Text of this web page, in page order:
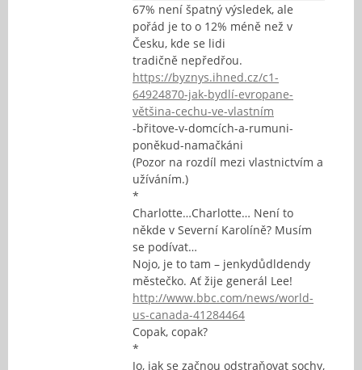
67% není špatný výsledek, ale
pořád je to o 12% méně než v
Česku, kde se lidi
tradičně nepředřou.
https://byznys.ihned.cz/c1-
64924870-jak-bydlí-evropane-
většina-cechu-ve-vlastním
-břitove-v-domcích-a-rumuni-
poněkud-namačkáni
(Pozor na rozdíl mezi vlastnictvím a
užíváním.)
*
Charlotte…Charlotte… Není to
někde v Severní Karolíně? Musím
se podívat…
Nojo, je to tam – jenkydůdldendy
městečko. Ať žije generál Lee!
http://www.bbc.com/news/world-
us-canada-41284464
Copak, copak?
*
Jo, jak se začnou odstraňovat sochy,